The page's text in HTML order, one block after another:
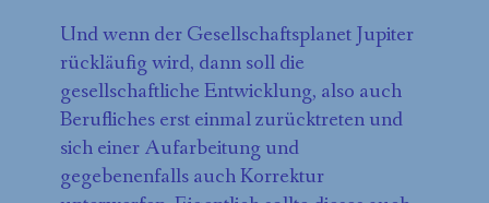
Und wenn der Gesellschaftsplanet Jupiter
rückläufig wird, dann soll die
gesellschaftliche Entwicklung, also auch
Berufliches erst einmal zurücktreten und
sich einer Aufarbeitung und
gegebenenfalls auch Korrektur